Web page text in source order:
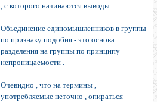
, с которого начинаются выводы .
Обьединение единомышленников в группы
по признаку подобия - это основа
разделения на группы по принципу
непроницаемости .
Очевидно , что на термины ,
употребляемые неточно , опираться